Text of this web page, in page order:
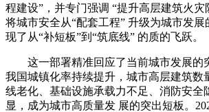
程建设”，并专门强调 “提升高层建筑火灾
将城市安全从“配套工程” 升级为城市发展
现了从“补短板”到“筑底线” 的质的飞跃。
这一部署精准回应了当前城市发展的
我国城镇化率持续提升，城市高层建筑数
线老化、基础设施承载力不足、消防安全
显，成为城市高质量发 展的突出短板。